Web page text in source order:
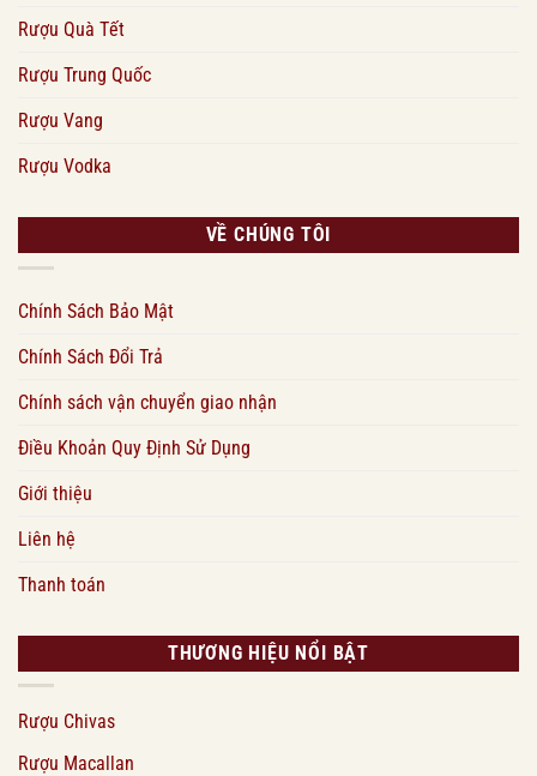
Rượu Quà Tết
Rượu Trung Quốc
Rượu Vang
Rượu Vodka
VỀ CHÚNG TÔI
Chính Sách Bảo Mật
Chính Sách Đổi Trả
Chính sách vận chuyển giao nhận
Điều Khoản Quy Định Sử Dụng
Giới thiệu
Liên hệ
Thanh toán
THƯƠNG HIỆU NỔI BẬT
Rượu Chivas
Rượu Macallan